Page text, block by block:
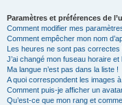
Paramètres et préférences de
Comment modifier mes
Comment empêcher mon nom
Les heures ne sont pas correctes
J’ai changé mon fuseau horaire
Ma langue n’est pas dans la liste !
A quoi correspondent les images
Comment puis-je afficher un
Qu’est-ce que mon rang et